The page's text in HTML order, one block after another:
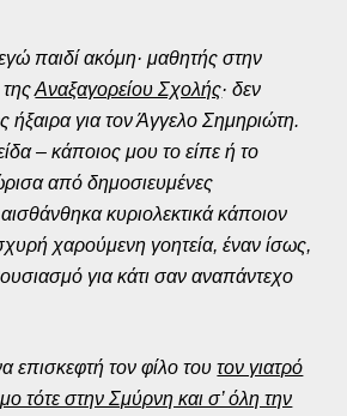
παιδί ακόμη· μαθητής στην
τηςΑναξαγορείου Σχολής· δεν
ήξαιρα για τον Άγγελο Σημηριώτη.
– κάποιος μου το είπε ή το
από δημοσιευμένες
κυριολεκτικά κάποιον
χαρούμενη γοητεία, έναν ίσως,
για κάτι σαν αναπάντεχο
επισκεφτή τον φίλο τουτον γιατρό
τότε στην Σμύρνη και σ’ όλη την